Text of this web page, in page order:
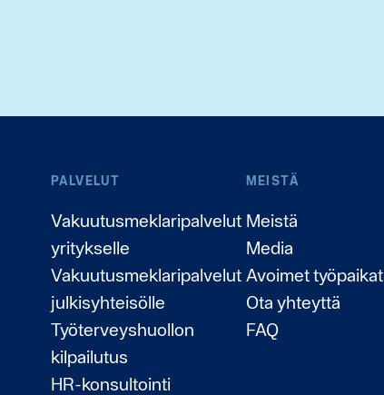
PALVELUT
Vakuutusmeklaripalvelut
yritykselle
Vakuutusmeklaripalvelut
julkisyhteisölle
Työterveyshuollon
kilpailutus
HR-konsultointi
MEISTÄ
Meistä
Media
Avoimet työpaikat
Ota yhteyttä
FAQ